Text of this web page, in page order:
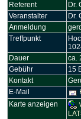
Referent
Dr.
Veranstalter
Dr.
Anmeldung
Treffpunkt
Dauer
ca.
Gebühr
15
Kontakt
E-Mail
Karte anzeigen